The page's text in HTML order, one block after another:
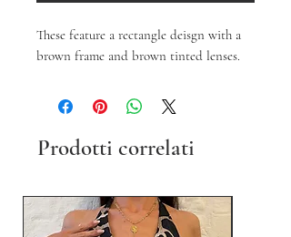
These feature a rectangle deisgn with a
brown frame and brown tinted lenses.
Prodotti correlati